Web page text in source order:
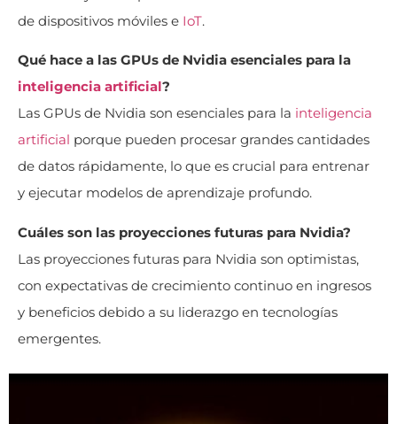
de dispositivos móviles e IoT.
Qué hace a las GPUs de Nvidia esenciales para la
inteligencia artificial?
Las GPUs de Nvidia son esenciales para la inteligencia
artificial porque pueden procesar grandes cantidades
de datos rápidamente, lo que es crucial para entrenar
y ejecutar modelos de aprendizaje profundo.
Cuáles son las proyecciones futuras para Nvidia?
Las proyecciones futuras para Nvidia son optimistas,
con expectativas de crecimiento continuo en ingresos
y beneficios debido a su liderazgo en tecnologías
emergentes.